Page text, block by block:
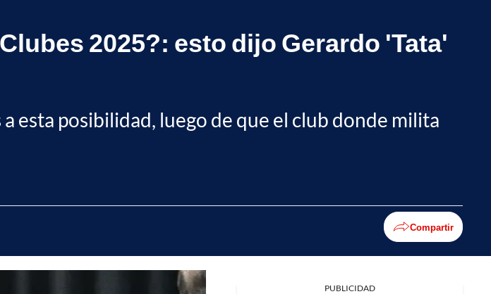
2025?: esto dijo Gerardo 'Tata'
esta posibilidad, luego de que el club donde milita
Compartir
PUBLICIDAD